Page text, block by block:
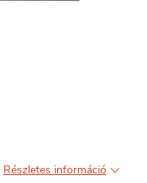
Részletes információ